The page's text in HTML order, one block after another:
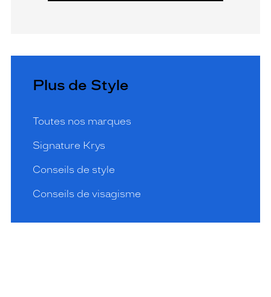
Plus de Style
Toutes nos marques
Signature Krys
Conseils de style
Conseils de visagisme